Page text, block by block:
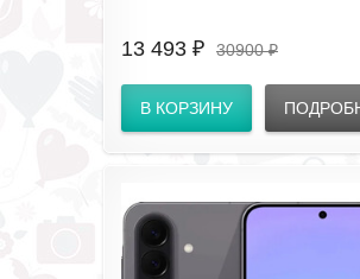
13 493 ₽ 30900 ₽
В КОРЗИНУ